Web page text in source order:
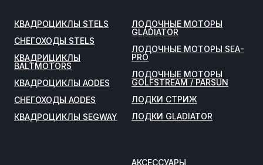
КВАДРОЦИКЛЫ STELS
СНЕГОХОДЫ STELS
КВАДРИЦИКЛЫ
BALTMOTORS
КВАДРОЦИКЛЫ AODES
СНЕГОХОДЫ AODES
КВАДРОЦИКЛЫ SEGWAY
ЛОДОЧНЫЕ МОТОРЫ
GLADIATOR
ЛОДОЧНЫЕ МОТОРЫ SEA-
PRO
ЛОДОЧНЫЕ МОТОРЫ
GOLFSTREAM / PARSUN
ЛОДКИ СТРИЖ
ЛОДКИ GLADIATOR
АКСЕССУАРЫ